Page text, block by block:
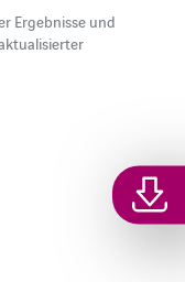
Ergebnisse und